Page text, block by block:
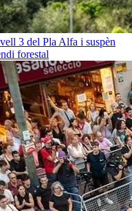
3 del Pla Alfa i suspèn
forestal